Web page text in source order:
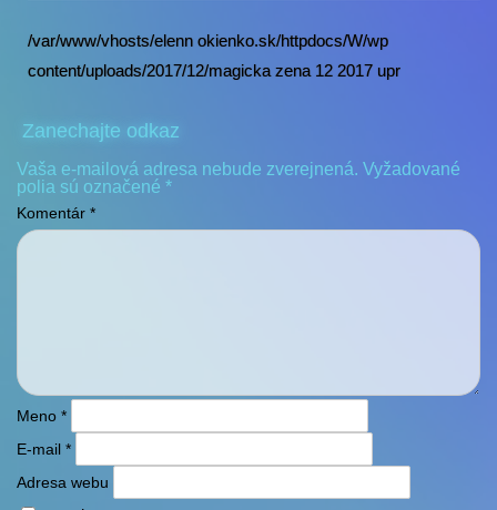
/var/www/vhosts/elenn okienko.sk/httpdocs/W/wp
content/uploads/2017/12/magicka zena 12 2017 upr
Zanechajte odkaz
Vaša e-mailová adresa nebude zverejnená. Vyžadované
polia sú označené *
Komentár *
Meno *
E-mail *
Adresa webu